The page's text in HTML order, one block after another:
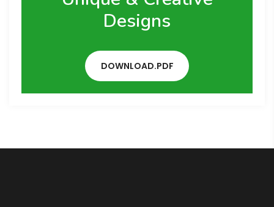
Designs
DOWNLOAD.PDF